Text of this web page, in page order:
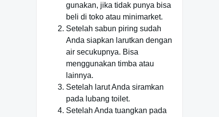
gunakan, jika tidak punya bisa
beli di toko atau minimarket.
Setelah sabun piring sudah
Anda siapkan larutkan dengan
air secukupnya. Bisa
menggunakan timba atau
lainnya.
Setelah larut Anda siramkan
pada lubang toilet.
Setelah Anda tuangkan pada